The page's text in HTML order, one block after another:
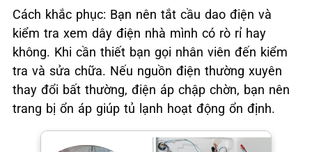
Cách khắc phục: Bạn nên tắt cầu dao điện và
kiểm tra xem dây điện nhà mình có rò rỉ hay
không. Khi cần thiết bạn gọi nhân viên đến kiểm
tra và sửa chữa. Nếu nguồn điện thường xuyên
thay đổi bất thường, điện áp chập chờn, bạn nên
trang bị ổn áp giúp tủ lạnh hoạt động ổn định.